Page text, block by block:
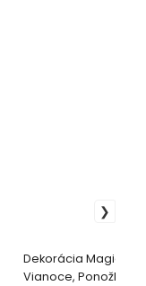
Dekorácia
Vianoce, Ponožka so